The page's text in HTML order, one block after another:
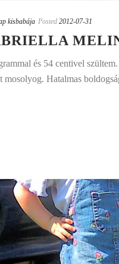
kisbabája Posted 2012-07-31
és 54 centivel
mosolyog. Hatalmas